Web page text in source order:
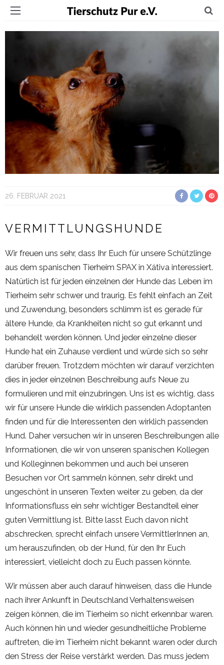
26. FEBRUAR 2021
VERMITTLUNGSHUNDE
Wir freuen uns sehr, dass Ihr Euch für unsere Schützlinge
aus dem spanischen Tierheim SPAX in Xátiva interessiert.
Natürlich ist für jeden einzelnen der Hunde das Leben im
Tierheim sehr schwer und traurig. Es fehlt einfach an Zeit
und Zuwendung, besonders schlimm ist es gerade für
ältere Hunde, da Krankheiten nicht so gut erkannt und
behandelt werden können. Und jeder einzelne dieser
Hunde hat ein Zuhause verdient und würde sich so sehr
darüber freuen. Trotzdem möchten wir darauf verzichten
dies in jeder einzelnen Beschreibung aufs Neue zu
formulieren und mit einzubringen. Uns ist es wichtig, dass
wir für unsere Hunde die wirklich passenden Adoptanten
finden und für die Interessenten den wirklich passenden
Hund. Daher versuchen wir in unseren Beschreibungen alle
Informationen, die wir von unseren spanischen Kollegen
und Kolleginnen bekommen und auch bei unseren
Besuchen vor Ort sammeln können, sehr direkt und
ungeschönt in unseren Texten weiter zu geben, da der
Informationsfluss ein sehr wichtiger Bestandteil einer
guten Vermittlung ist. Bitte lasst Euch davon nicht
abschrecken, sprecht einfach unsere VermittlerInnen an,
um herauszufinden, ob der Hund, für den Ihr Euch
interessiert, vielleicht doch zu Euch passen könnte.
Wir müssen aber auch darauf hinweisen, dass die Hunde
nach ihrer Ankunft in Deutschland Verhaltensweisen
zeigen können, die im Tierheim so nicht erkennbar waren.
Auch können hin und wieder gesundheitliche Probleme
auftreten, die im Tierheim nicht bekannt waren oder durch
den Stress der Reise verstärkt werden. Das muss jedem